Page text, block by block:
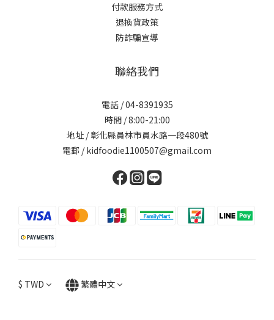
付款服務方式
退換貨政策
防詐騙宣導
聯絡我們
電話 / 04-8391935
時間 / 8:00-21:00
地址 / 彰化縣員林市員水路一段480號
電郵 / kidfoodie1100507@gmail.com
$ TWD 繁體中文